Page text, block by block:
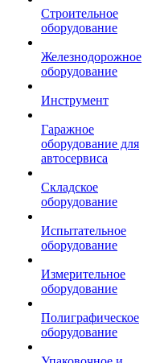
Строительное
оборудование
Железнодорожное
оборудование
Инструмент
Гаражное
оборудование для
автосервиса
Складское
оборудование
Испытательное
оборудование
Измерительное
оборудование
Полиграфическое
оборудование